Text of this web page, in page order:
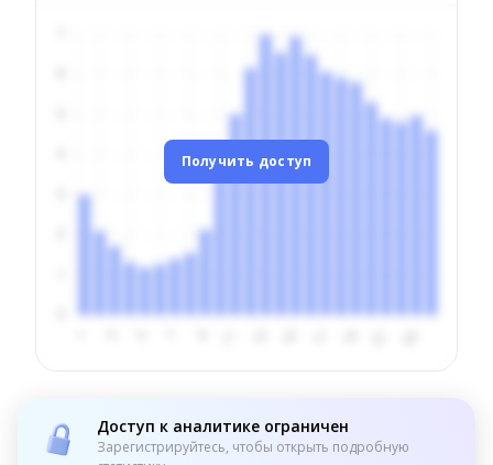
Получить доступ
Доступ к аналитике ограничен
Зарегистрируйтесь, чтобы открыть подробную